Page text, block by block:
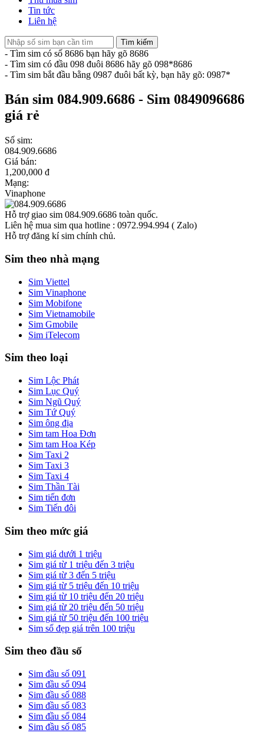
Tin tức
Liên hệ
Tìm kiếm
- Tìm sim có số 8686 bạn hãy gõ 8686
- Tìm sim có đầu 098 đuôi 8686 hãy gõ 098*8686
- Tìm sim bắt đầu bằng 0987 đuôi bất kỳ, bạn hãy gõ: 0987*
Bán sim 084.909.6686 - Sim 0849096686
giá rẻ
Số sim:
084.909.6686
Giá bán:
1,200,000 đ
Mạng:
Vinaphone
Hỗ trợ giao sim 084.909.6686 toàn quốc.
Liên hệ mua sim qua hotline : 0972.994.994 ( Zalo)
Hỗ trợ đăng kí sim chính chủ.
Sim theo nhà mạng
Sim Viettel
Sim Vinaphone
Sim Mobifone
Sim Vietnamobile
Sim Gmobile
Sim iTelecom
Sim theo loại
Sim Lộc Phát
Sim Lục Quý
Sim Ngũ Quý
Sim Tứ Quý
Sim ông địa
Sim tam Hoa Đơn
Sim tam Hoa Kép
Sim Taxi 2
Sim Taxi 3
Sim Taxi 4
Sim Thần Tài
Sim tiến đơn
Sim Tiến đôi
Sim theo mức giá
Sim giá dưới 1 triệu
Sim giá từ 1 triệu đến 3 triệu
Sim giá từ 3 đến 5 triệu
Sim giá từ 5 triệu đến 10 triệu
Sim giá từ 10 triệu đến 20 triệu
Sim giá từ 20 triệu đến 50 triệu
Sim giá từ 50 triệu đến 100 triệu
Sim số đẹp giá trên 100 triệu
Sim theo đầu số
Sim đầu số 091
Sim đầu số 094
Sim đầu số 088
Sim đầu số 083
Sim đầu số 084
Sim đầu số 085